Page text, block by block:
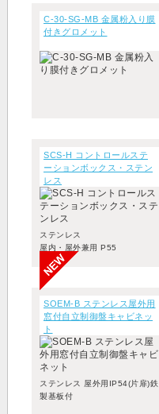
C-30-SG-MB 金属粉入り膜
付きグロメット
SCS-H コントロールステ
ーションボックス・ステン
レス
ステンレス
屋内・屋外兼用 P55
SOEM-B ステンレス屋外用
窓付自立制御盤キャビネッ
ト
ステンレス 屋外用IP54(片扉)鉄
製基板付